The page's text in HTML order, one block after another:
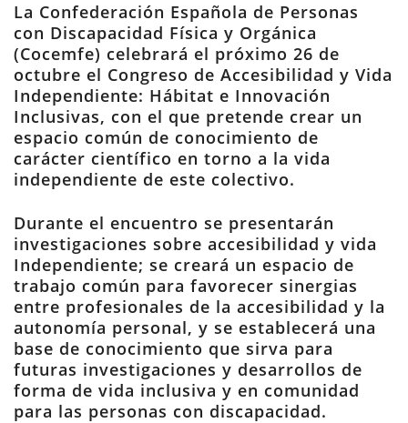
La Confederación Española de Personas
con Discapacidad Física y Orgánica
(Cocemfe) celebrará el próximo 26 de
octubre el Congreso de Accesibilidad y Vida
Independiente: Hábitat e Innovación
Inclusivas, con el que pretende crear un
espacio común de conocimiento de
carácter científico en torno a la vida
independiente de este colectivo.
Durante el encuentro se presentarán
investigaciones sobre accesibilidad y vida
Independiente; se creará un espacio de
trabajo común para favorecer sinergias
entre profesionales de la accesibilidad y la
autonomía personal, y se establecerá una
base de conocimiento que sirva para
futuras investigaciones y desarrollos de
forma de vida inclusiva y en comunidad
para las personas con discapacidad.